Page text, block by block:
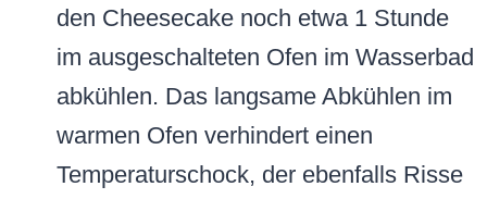
den Cheesecake noch etwa 1 Stunde
im ausgeschalteten Ofen im Wasserbad
abkühlen. Das langsame Abkühlen im
warmen Ofen verhindert einen
Temperaturschock, der ebenfalls Risse